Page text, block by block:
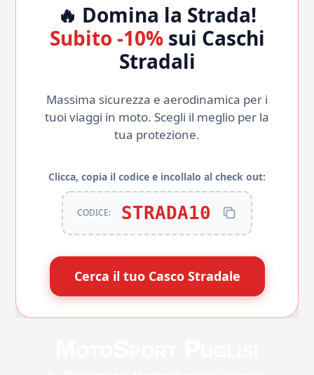
🔥 Domina la Strada!
Subito -10%sui Caschi
Stradali
Massima sicurezza e aerodinamica per i
tuoi viaggi in moto. Scegli il meglio per la
tua protezione.
Clicca, copia il codice e incollalo al check out:
CODICE: STRADA10
Cerca il tuo Casco Stradale